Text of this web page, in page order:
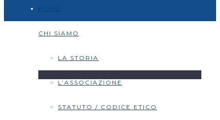
CHI SIAMO
LA STORIA
L’ASSOCIAZIONE
STATUTO / CODICE ETICO